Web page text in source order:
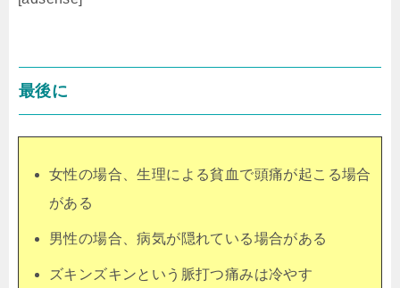
最後に
女性の場合、生理による貧血で頭痛が起こる場合
がある
男性の場合、病気が隠れている場合がある
ズキンズキンという脈打つ痛みは冷やす